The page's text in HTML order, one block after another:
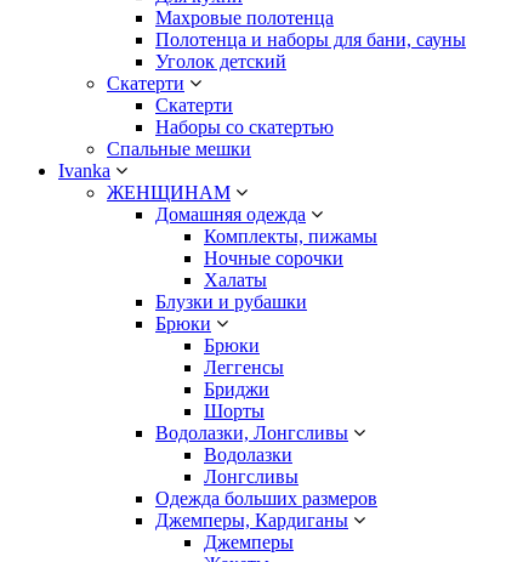
Махровые полотенца
Полотенца и наборы для бани, сауны
Уголок детский
Скатерти
Скатерти
Наборы со скатертью
Спальные мешки
Ivanka
ЖЕНЩИНАМ
Домашняя одежда
Комплекты, пижамы
Ночные сорочки
Халаты
Блузки и рубашки
Брюки
Брюки
Леггенсы
Бриджи
Шорты
Водолазки, Лонгсливы
Водолазки
Лонгсливы
Одежда больших размеров
Джемперы, Кардиганы
Джемперы